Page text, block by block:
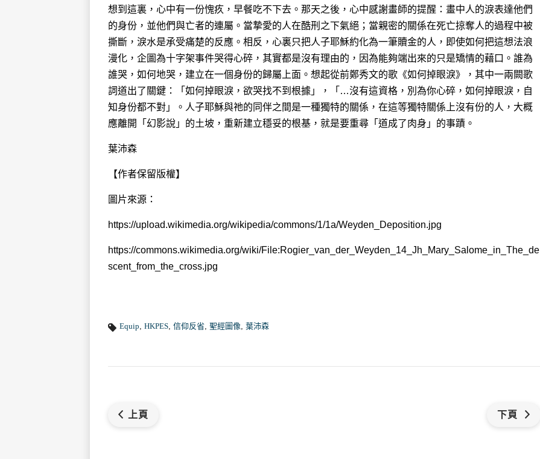
想到這裏，心中有一份愧疚，早餐吃不下去。那天之後，心中感謝畫師的提醒：畫中人的淚表達他們
的身份，並他們與亡者的連屬。當摯愛的人在酷刑之下氣絕；當親密的關係在死亡掠奪人的過程中被
撕斷，淚水是承受痛楚的反應。相反，心裏只把人子耶穌約化為一筆贖金的人，即使如何把這想法浪
漫化，企圖為十字架事件哭得心碎，其實都是沒有理由的，因為能夠端出來的只是矯情的藉口。誰為
誰哭，如何地哭，建立在一個身份的歸屬上面。想起從前鄭秀文的歌《如何掉眼淚》，其中一兩闕歌
詞道出了關鍵：「如何掉眼淚，欲哭找不到根據」，「…沒有這資格，別為你心碎，如何掉眼淚，自
知身份都不對」。人子耶穌與祂的同伴之間是一種獨特的關係，在這等獨特關係上沒有份的人，大概
應離開「幻影說」的土坡，重新建立穩妥的根基，就是要重尋「道成了肉身」的事蹟。
葉沛森
【作者保留版權】
圖片來源：
https://upload.wikimedia.org/wikipedia/commons/1/1a/Weyden_Deposition.jpg
https://commons.wikimedia.org/wiki/File:Rogier_van_der_Weyden_14_Jh_Mary_Salome_in_The_de
scent_from_the_cross.jpg
Equip ,HKPES ,信仰反省 ,聖經圖像 ,葉沛森
上頁 下頁